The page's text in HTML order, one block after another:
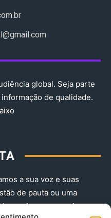
global. Seja parte
de qualidade.
a sua voz e suas
de pauta ou uma
envie-nos agora!